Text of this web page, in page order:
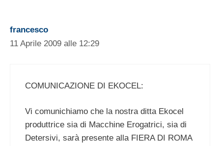
francesco
11 Aprile 2009 alle 12:29
COMUNICAZIONE DI EKOCEL:
Vi comunichiamo che la nostra ditta Ekocel
produttrice sia di Macchine Erogatrici, sia di
Detersivi, sarà presente alla FIERA DI ROMA